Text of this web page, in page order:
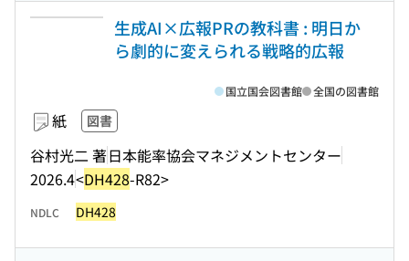
生成AI×広報PRの教科書 : 明日か
ら劇的に変えられる戦略的広報
紙 図書
谷村光二 著日本能率協会マネジメントセンター
2026.4<DH428-R82>
国立国会図書館 全国の図書館
NDLC DH428